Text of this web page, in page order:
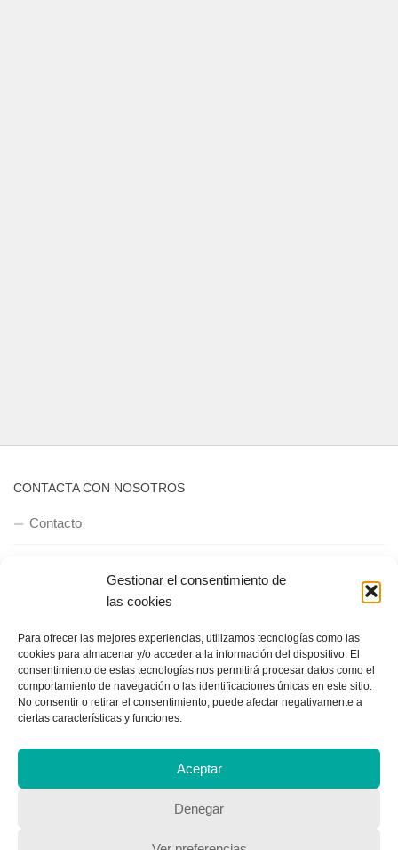
Gestionar el consentimiento de
las cookies
Para ofrecer las mejores experiencias, utilizamos tecnologías como las
cookies para almacenar y/o acceder a la información del dispositivo. El
consentimiento de estas tecnologías nos permitirá procesar datos como el
comportamiento de navegación o las identificaciones únicas en este sitio.
No consentir o retirar el consentimiento, puede afectar negativamente a
ciertas características y funciones.
Aceptar
Denegar
CONTACTA CON NOSOTROS
Contacto
POLÍTICA DE PRIVACIDAD